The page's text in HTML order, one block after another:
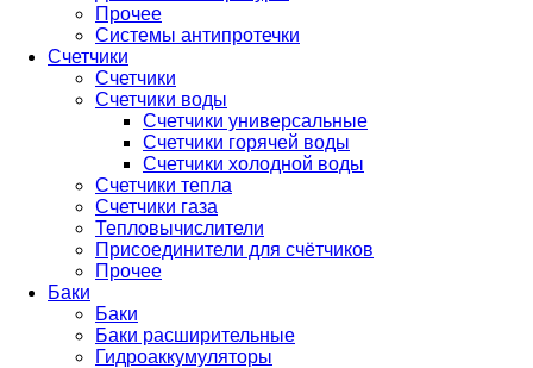
Прочее
Системы антипротечки
Счетчики
Счетчики
Счетчики воды
Счетчики универсальные
Счетчики горячей воды
Счетчики холодной воды
Счетчики тепла
Счетчики газа
Тепловычислители
Присоединители для счётчиков
Прочее
Баки
Баки
Баки расширительные
Гидроаккумуляторы